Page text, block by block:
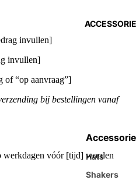
Hats
Shakers
invullen]
invullen]
of “op aanvraag”]
bij bestellingen vanaf
werkdagen vóór [tijd] worden